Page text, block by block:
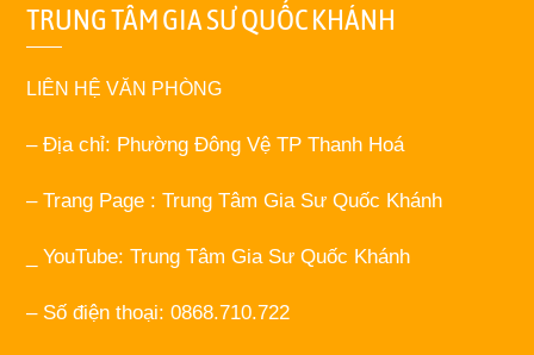
TRUNG TÂM GIA SƯ QUỐC KHÁNH
LIÊN HỆ VĂN PHÒNG
– Địa chỉ: Phường Đông Vệ TP Thanh Hoá
– Trang Page : Trung Tâm Gia Sư Quốc Khánh
_ YouTube: Trung Tâm Gia Sư Quốc Khánh
– Số điện thoại: 0868.710.722